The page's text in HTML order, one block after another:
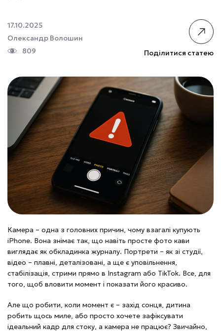
17.10.2025
Олександр Волошин
809
Поділитися статею
Камера – одна з головних причин, чому взагалі купують
iPhone. Вона знімає так, що навіть просте фото кави
виглядає як обкладинка журналу. Портрети – як зі студії,
відео – плавні, деталізовані, а ще є уповільнення,
стабілізація, стрими прямо в Instagram або TikTok. Все, для
того, щоб вловити момент і показати його красиво.
Але що робити, коли момент є – захід сонця, дитина
робить щось миле, або просто хочете зафіксувати
ідеальний кадр для стоку, а камера не працює? Звичайно,